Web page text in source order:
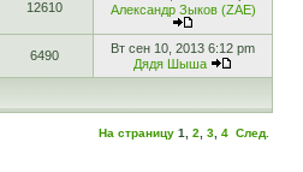
12610
Александр Зыков (ZAE)
6490
Вт сен 10, 2013 6:12 pm
Дядя Шыша
На страницу 1 2 3 4 След.